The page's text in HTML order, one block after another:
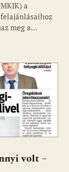
a
meg a…
volt –